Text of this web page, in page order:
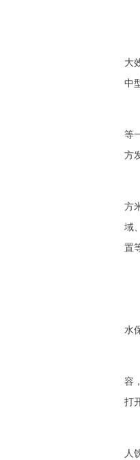
大
中
等
方
方
域
置
水
容
打
人